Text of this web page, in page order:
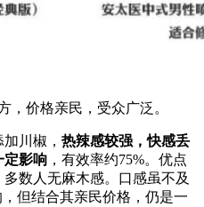
，价格亲民，受众广泛。
加川椒， 热辣感较强，快感丢
定影响 ，有效率约75%。优点
多数人无麻木感。口感虽不及
但结合其亲民价格，仍是一